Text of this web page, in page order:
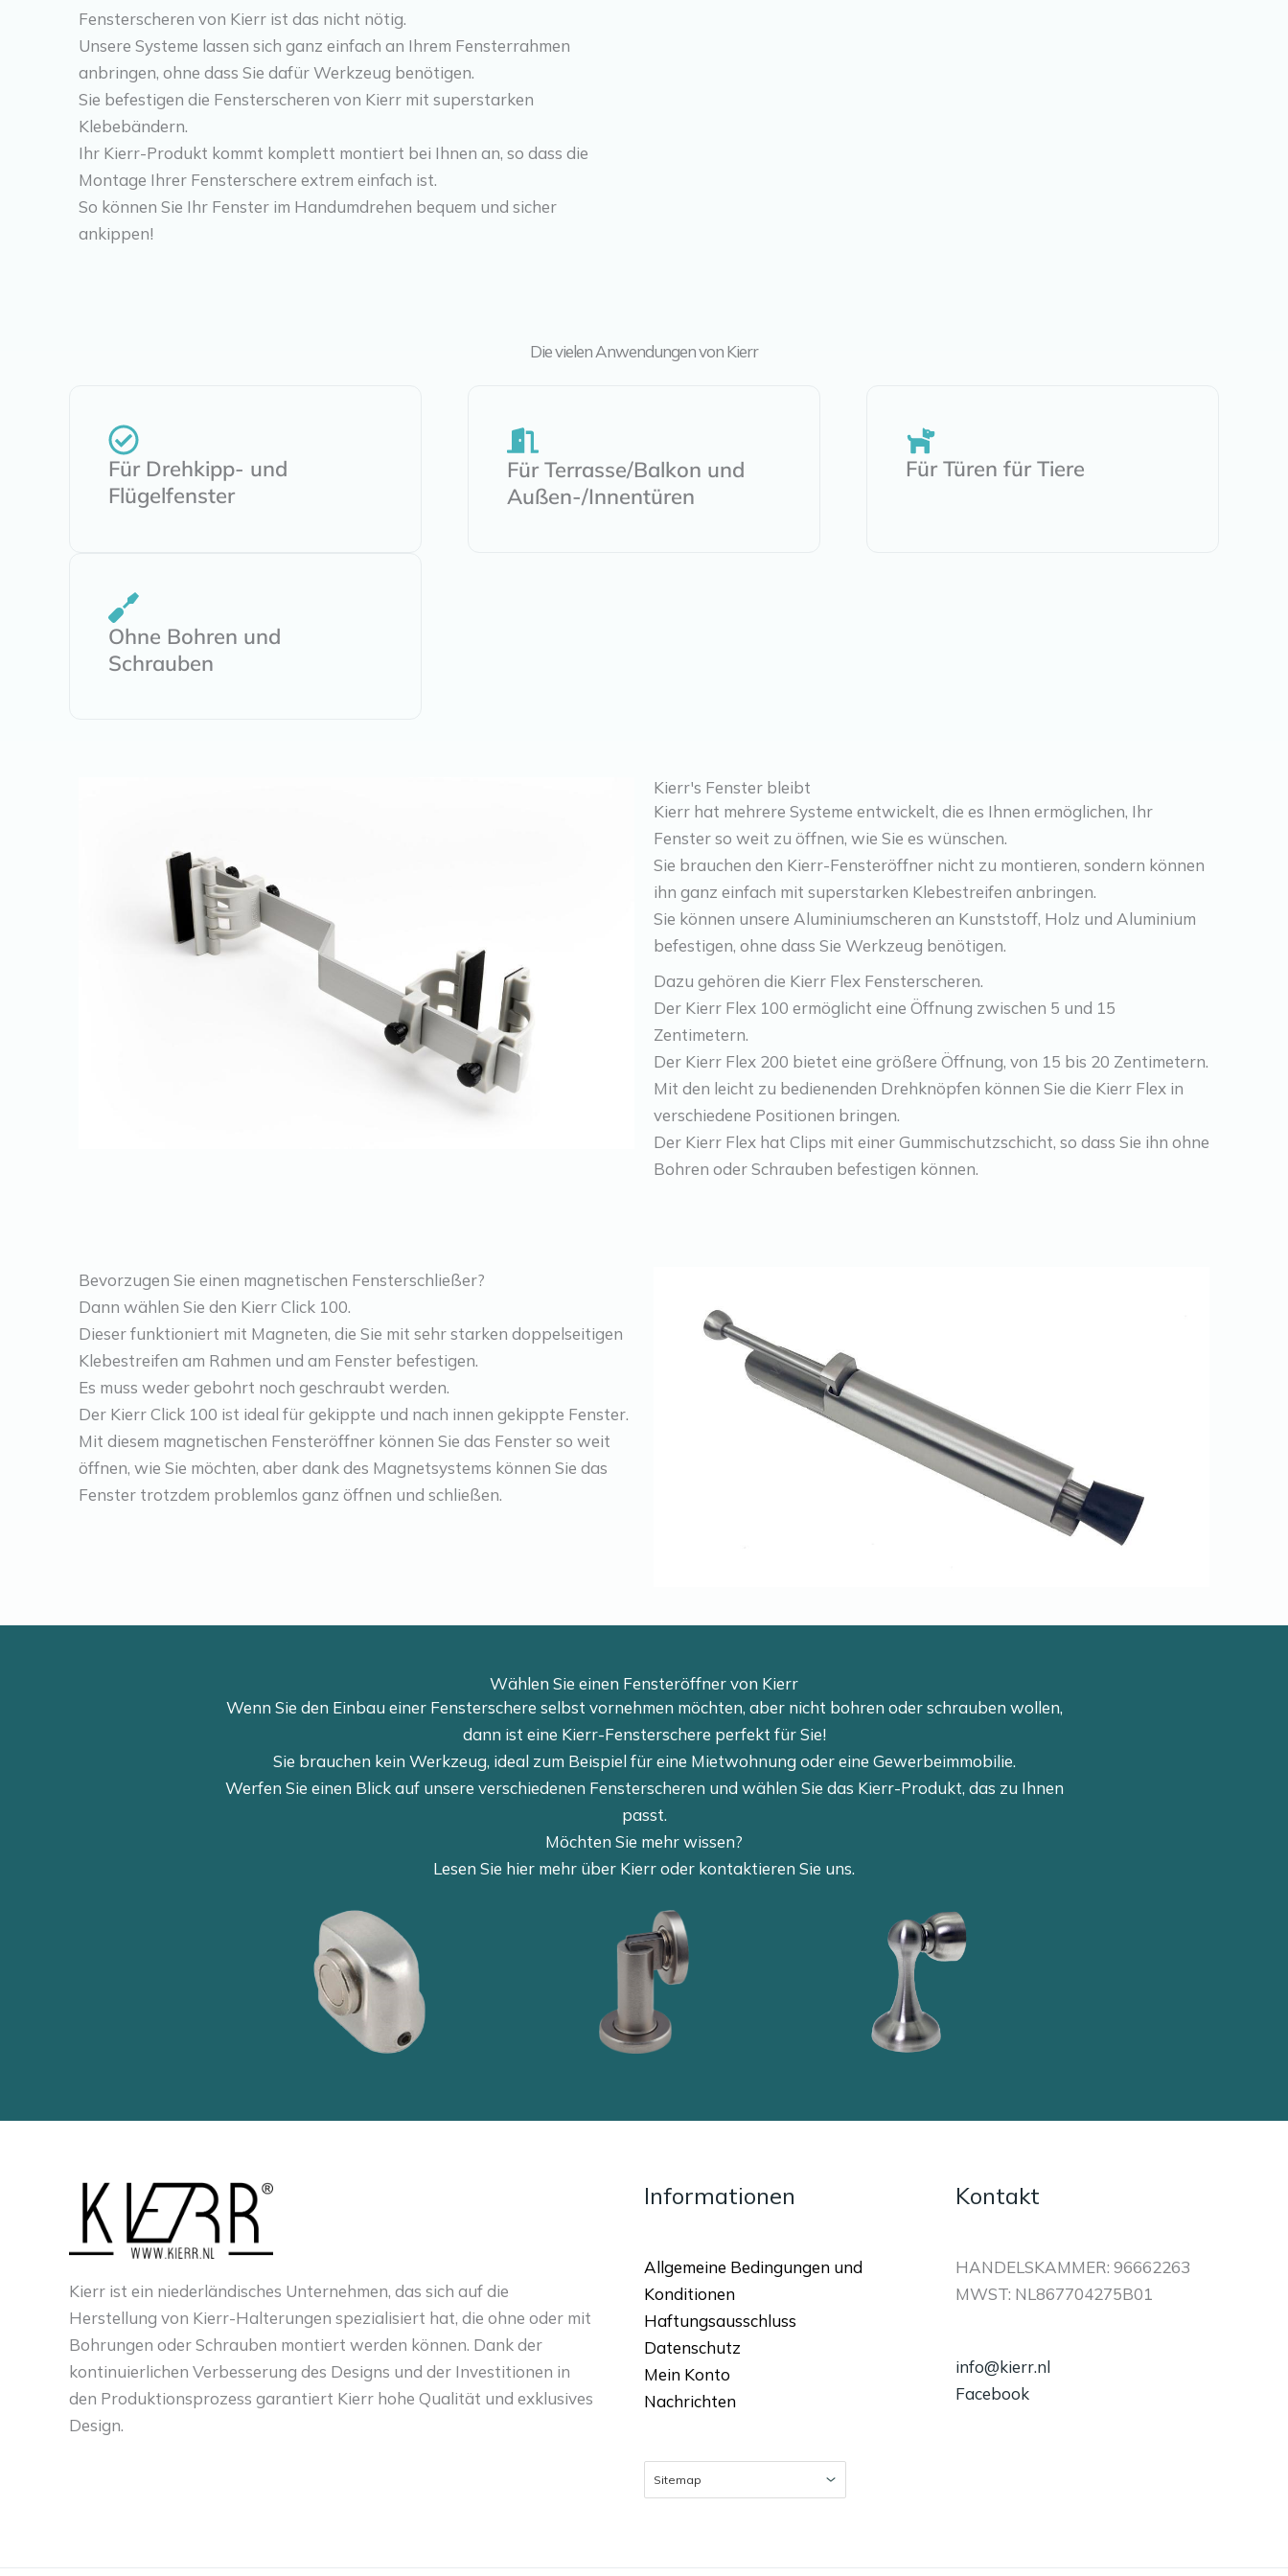
Fensterscheren von Kierr ist das nicht nötig.
Unsere Systeme lassen sich ganz einfach an Ihrem Fensterrahmen
anbringen, ohne dass Sie dafür Werkzeug benötigen.
Sie befestigen die Fensterscheren von Kierr mit superstarken
Klebebändern.
Ihr Kierr-Produkt kommt komplett montiert bei Ihnen an, so dass die
Montage Ihrer Fensterschere extrem einfach ist.
So können Sie Ihr Fenster im Handumdrehen bequem und sicher
ankippen!
Die vielen Anwendungen von Kierr
Für Drehkipp- und
Flügelfenster
Für Terrasse/Balkon und
Außen-/Innentüren
Für Türen für Tiere
Ohne Bohren und
Schrauben
Kierr's Fenster bleibt
Kierr hat mehrere Systeme entwickelt, die es Ihnen ermöglichen, Ihr
Fenster so weit zu öffnen, wie Sie es wünschen.
Sie brauchen den Kierr-Fensteröffner nicht zu montieren, sondern können
ihn ganz einfach mit superstarken Klebestreifen anbringen.
Sie können unsere Aluminiumscheren an Kunststoff, Holz und Aluminium
befestigen, ohne dass Sie Werkzeug benötigen.
Dazu gehören die Kierr Flex Fensterscheren.
Der Kierr Flex 100 ermöglicht eine Öffnung zwischen 5 und 15
Zentimetern.
Der Kierr Flex 200 bietet eine größere Öffnung, von 15 bis 20 Zentimetern.
Mit den leicht zu bedienenden Drehknöpfen können Sie die Kierr Flex in
verschiedene Positionen bringen.
Der Kierr Flex hat Clips mit einer Gummischutzschicht, so dass Sie ihn ohne
Bohren oder Schrauben befestigen können.
Bevorzugen Sie einen magnetischen Fensterschließer?
Dann wählen Sie den Kierr Click 100.
Dieser funktioniert mit Magneten, die Sie mit sehr starken doppelseitigen
Klebestreifen am Rahmen und am Fenster befestigen.
Es muss weder gebohrt noch geschraubt werden.
Der Kierr Click 100 ist ideal für gekippte und nach innen gekippte Fenster.
Mit diesem magnetischen Fensteröffner können Sie das Fenster so weit
öffnen, wie Sie möchten, aber dank des Magnetsystems können Sie das
Fenster trotzdem problemlos ganz öffnen und schließen.
Wählen Sie einen Fensteröffner von Kierr
Wenn Sie den Einbau einer Fensterschere selbst vornehmen möchten, aber nicht bohren oder schrauben wollen,
dann ist eine Kierr-Fensterschere perfekt für Sie!
Sie brauchen kein Werkzeug, ideal zum Beispiel für eine Mietwohnung oder eine Gewerbeimmobilie.
Werfen Sie einen Blick auf unsere verschiedenen Fensterscheren und wählen Sie das Kierr-Produkt, das zu Ihnen
passt.
Möchten Sie mehr wissen?
Lesen Sie hier mehr über Kierr oder kontaktieren Sie uns.
Kierr ist ein niederländisches Unternehmen, das sich auf die
Herstellung von Kierr-Halterungen spezialisiert hat, die ohne oder mit
Bohrungen oder Schrauben montiert werden können. Dank der
kontinuierlichen Verbesserung des Designs und der Investitionen in
den Produktionsprozess garantiert Kierr hohe Qualität und exklusives
Design.
Informationen
Allgemeine Bedingungen und
Konditionen
Haftungsausschluss
Datenschutz
Mein Konto
Nachrichten
Kontakt
HANDELSKAMMER: 96662263
MWST: NL867704275B01
info@kierr.nl
Facebook